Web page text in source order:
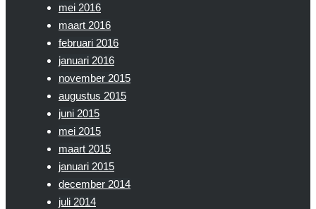
mei 2016
maart 2016
februari 2016
januari 2016
november 2015
augustus 2015
juni 2015
mei 2015
maart 2015
januari 2015
december 2014
juli 2014